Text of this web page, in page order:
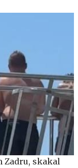
Zadru, skakal